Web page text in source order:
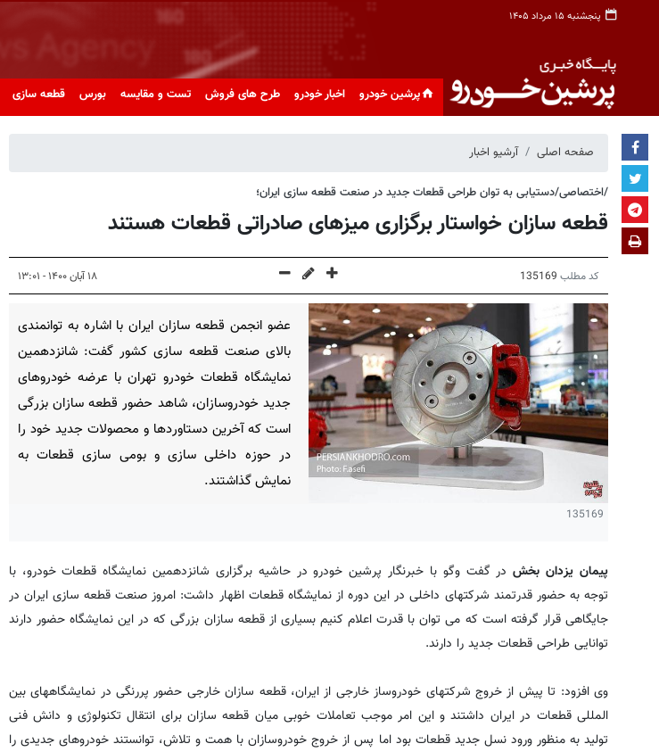
پنجشنبه ۱۵ مرداد ۱۴۰۵
پرشین خودرو اخبار خودرو طرح های فروش تست و مقایسه بورس قطعه سازی
صفحه اصلی آرشیو اخبار
/اختصاصی/دستیابی به توان طراحی قطعات جدید در صنعت قطعه سازی ایران؛
قطعه سازان خواستار برگزاری میزهای صادراتی قطعات هستند
کد مطلب 135169 ۱۸ آبان ۱۴۰۰ - ۱۳:۰۱
135169
عضو انجمن قطعه سازان ایران با اشاره به توانمندی
بالای صنعت قطعه سازی کشور گفت: شانزدهمین
نمایشگاه قطعات خودرو تهران با عرضه خودروهای
جدید خودروسازان، شاهد حضور قطعه سازان بزرگی
است که آخرین دستاوردها و محصولات جدید خود را
در حوزه داخلی سازی و بومی سازی قطعات به
نمایش گذاشتند.
پیمان یزدان بخشدر گفت وگو با خبرنگار پرشین خودرو در حاشیه برگزاری شانزدهمین نمایشگاه قطعات خودرو، با
توجه به حضور قدرتمند شرکتهای داخلی در این دوره از نمایشگاه قطعات اظهار داشت: امروز صنعت قطعه سازی ایران در
جایگاهی قرار گرفته است که می توان با قدرت اعلام کنیم بسیاری از قطعه سازان بزرگی که در این نمایشگاه حضور دارند
توانایی طراحی قطعات جدید را دارند.
وی افزود: تا پیش از خروج شرکتهای خودروساز خارجی از ایران، قطعه سازان خارجی حضور پررنگی در نمایشگاههای بین
المللی قطعات در ایران داشتند و این امر موجب تعاملات خوبی میان قطعه سازان برای انتقال تکنولوژی و دانش فنی
تولید به منظور ورود نسل جدید قطعات بود اما پس از خروج خودروسازان با همت و تلاش، توانستند خودروهای جدیدی را